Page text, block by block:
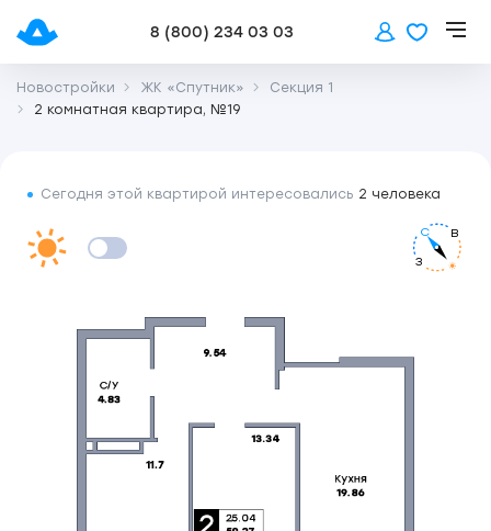
8 (800) 234 03 03
Новостройки ЖК «Спутник»
Секция 1
2 комнатная квартира, №19
Сегодня этой квартирой интересовались 2 человека
С В
З